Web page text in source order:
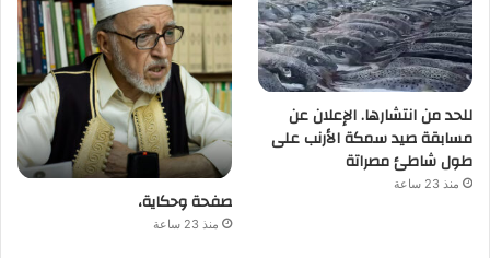
للحد من انتشارها. الإعلان عن
مسابقة صيد سمكة الأرنب على
طول شاطئ مصراتة
منذ 23 ساعة
صفحة وحكاية،
منذ 23 ساعة